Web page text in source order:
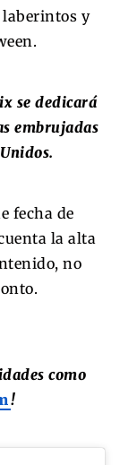
laberintos y
se dedicará
embrujadas
fecha de
la alta
no
como
!